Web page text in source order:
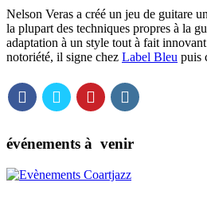
Nelson Veras a créé un jeu de guitare
la plupart des techniques propres à la
adaptation à un style tout à fait
notoriété, il signe chez Label Bleu puis
événements à venir